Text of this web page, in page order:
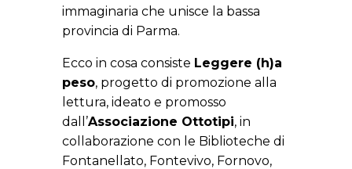
immaginaria che unisce la bassa
provincia di Parma.
Ecco in cosa consiste Leggere (h)a
peso, progetto di promozione alla
lettura, ideato e promosso
dall’Associazione Ottotipi, in
collaborazione con le Biblioteche di
Fontanellato, Fontevivo, Fornovo,